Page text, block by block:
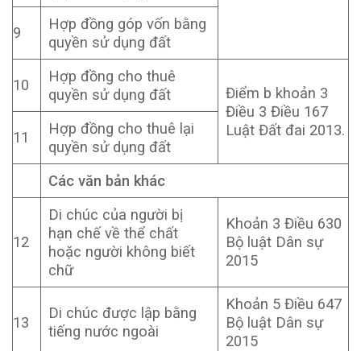
9
Hợp đồng góp vốn bằng
quyền sử dụng đất
10
Hợp đồng cho thuê
quyền sử dụng đất
Điểm b khoản 3
Điều 3 Điều 167
Luật Đất đai 2013.
11
Hợp đồng cho thuê lại
quyền sử dụng đất
Các văn bản khác
12
Di chúc của người bị
hạn chế về thể chất
hoặc người không biết
chữ
Khoản 3 Điều 630
Bộ luật Dân sự
2015
13
Di chúc được lập bằng
tiếng nước ngoài
Khoản 5 Điều 647
Bộ luật Dân sự
2015